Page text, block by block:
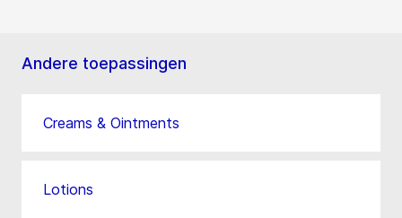
Andere toepassingen
Creams & Ointments
Lotions